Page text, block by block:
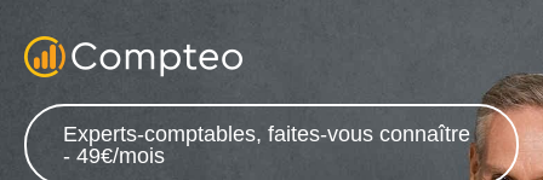
Experts-comptables, faites-vous connaître
- 49€/mois